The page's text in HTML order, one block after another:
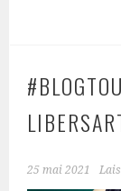
25 mai 2021